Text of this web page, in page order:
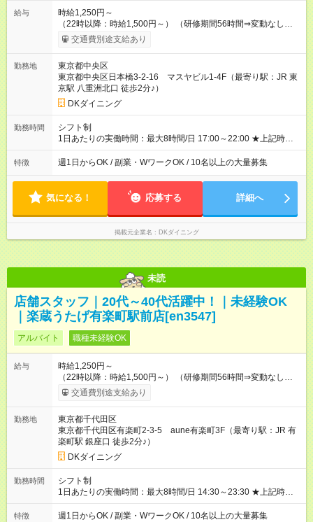
給与
時給1,250円～
（22時以降：時給1,500円～） （研修期間56時間⇒変動なし） ■
食事補助あり⇒1食200円 ■友人紹介制度あり⇒1人紹介につき最
大3万円支給！ 【試用期間】試用期間なし
交通費別途支給あり
勤務地
東京都中央区
東京都中央区日本橋3-2-16 マスヤビル1-4F（最寄り駅：JR 東
京駅 八重洲北口 徒歩2分♪）
DKダイニング
勤務時間
シフト制
1日あたりの実働時間：最大8時間/日 17:00～22:00 ★上記時間
から1日3時間～OK ★週1日～OK◎ ※勤務時間の変動の可能性あ
り ※22時以降勤務は18歳以上(法令による) ★自由シフト制
特徴 週1日からOK / 副業・WワークOK / 10名以上の大量募集
気になる！ 応募する 詳細へ
掲載元企業名 DKダイニング
未読
店舗スタッフ｜20代～40代活躍中！｜未経験OK
｜楽蔵うたげ有楽町駅前店[en3547]
アルバイト 職種未経験OK
給与
時給1,250円～
（22時以降：時給1,500円～） （研修期間56時間⇒変動なし） ■
食事補助あり⇒1食200円 ■友人紹介制度あり⇒1人紹介につき最
大3万円支給！ 【試用期間】試用期間なし
交通費別途支給あり
勤務地
東京都千代田区
東京都千代田区有楽町2-3-5 aune有楽町3F（最寄り駅：JR 有
楽町駅 銀座口 徒歩2分♪）
DKダイニング
勤務時間
シフト制
1日あたりの実働時間：最大8時間/日 14:30～23:30 ★上記時間
から1日3時間～OK ★週1日～OK◎ ※勤務時間の変動の可能性あ
り ※22時以降勤務は18歳以上(法令による) ■自由シフト制
特徴 週1日からOK / 副業・WワークOK / 10名以上の大量募集